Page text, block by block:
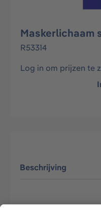
Maskerlichaam
R53314
Log in om prijzen te
Beschrijving